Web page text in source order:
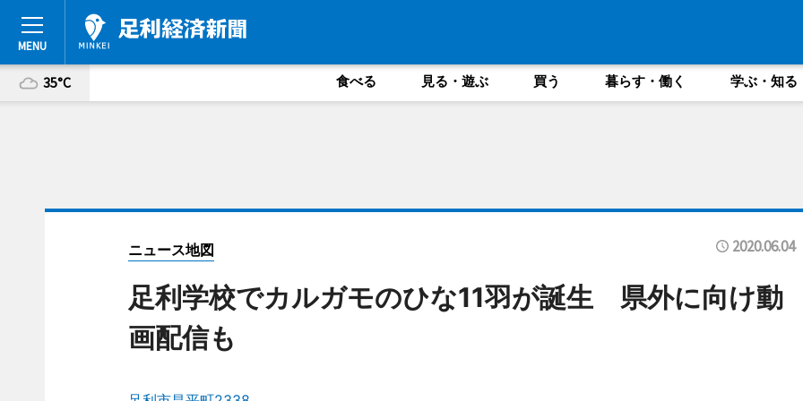
35°C 食べる 見る・遊ぶ 買う 暮らす・働く 学ぶ・知る
ニュース地図 2020.06.04
足利学校でカルガモのひな11羽が誕生 県外に向け動
画配信も